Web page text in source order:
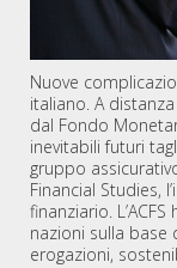
Nuove
italiano. A
dal Fondo
inevitabili futuri
gruppo
Financial Studies,
finanziario.
nazioni sulla base
erogazioni,